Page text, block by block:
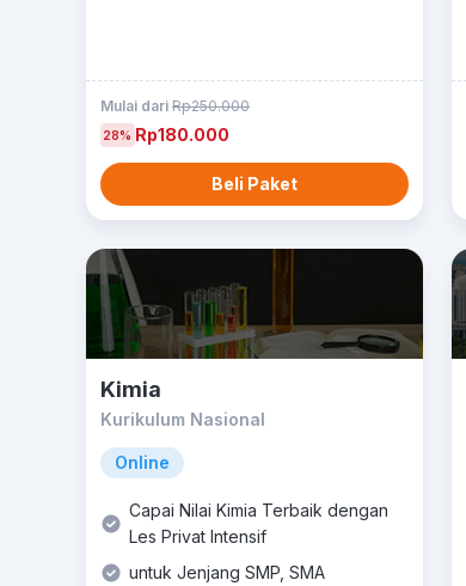
Mulai dari Rp250.000
28% Rp180.000
Beli Paket
Kimia
Kurikulum Nasional
Online
Capai Nilai Kimia Terbaik dengan
Les Privat Intensif
untuk Jenjang SMP, SMA